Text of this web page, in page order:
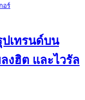
อร์
ปเทรนด์บน
งฮิต และไวรัล